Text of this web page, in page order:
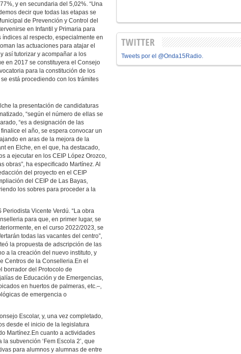
y en secundaria del 5,02%. “Una
decir que todas las etapas se
de Prevención y Control del
en Infantil y Primaria para
al respecto, especialmente en
las actuaciones para atajar el
así tutorizar y acompañar a los
en 2017 se constituyera el Consejo
para la constitución de los
está procediendo con los trámites
la presentación de candidaturas
“según el número de ellas se
“es a designación de las
el año, se espera convocar un
en aras de la mejora de la
en Elche, en el que, ha destacado,
a ejecutar en los CEIP López Orozco,
obras”, ha especificado Martínez. Al
del proyecto en el CEIP
del CEIP de Las Bayas,
los sobres para proceder a la
Vicente Verdú. “La obra
para que, en primer lugar, se
en el curso 2022/2023, se
todas las vacantes del centro”,
la propuesta de adscripción de las
a la creación del nuevo instituto, y
Centros de la Conselleria.En el
borrador del Protocolo de
de Educación y de Emergencias,
en huertos de palmeras, etc.–,
de emergencia o
Escolar, y, una vez completado,
desde el inicio de la legislatura
Martínez.En cuanto a actividades
subvención ‘Fem Escola 2’, que
para alumnos y alumnas de entre
TWITTER
Tweets por el @Onda15Radio.